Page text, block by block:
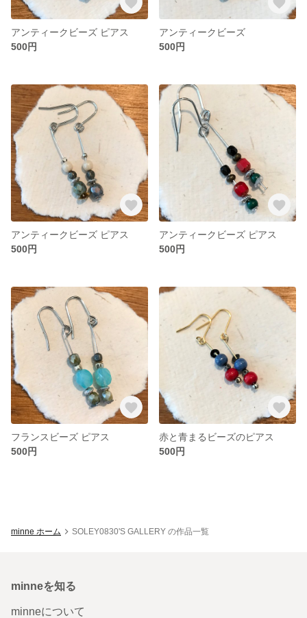
アンティークビーズ ピアス
500円
アンティークビーズ
500円
アンティークビーズ ピアス
500円
アンティークビーズ ピアス
500円
フランスビーズ ピアス
500円
赤と青まるビーズのピアス
500円
minne ホーム SOLEY0830'S GALLERY の作品一覧
minneを知る
minneについて